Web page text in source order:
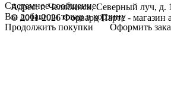
Адрес: г. Челябинск, Северный луч, д.
© 2011-2026 Форвард Партс - магазин
Системное сообщение:
Вы добавили товар в корзину
Продолжить покупки
Оформить